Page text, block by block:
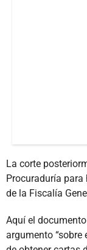
La corte
Procuraduría para
de la Fiscalía
Aquí el
argumento “sobre